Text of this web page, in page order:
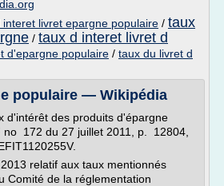
interet livret epargne populaire / taux
/ taux d interet livret d
d'epargne populaire / taux du livret d
populaire — Wikipédia
d'intérêt des produits d'épargne
no 172 du 27 juillet 2011, p. 12804,
relatif aux taux mentionnés
Comité de la réglementation